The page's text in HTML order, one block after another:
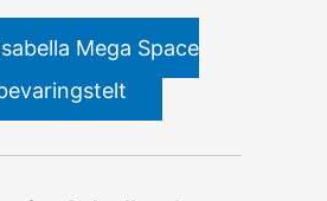
Mega Space